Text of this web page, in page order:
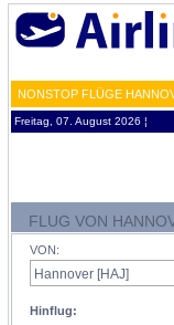
NONSTOP FLÜGE
Freitag, 07. August 2026 ¦
FLUG VON
VON:
Hinflug: